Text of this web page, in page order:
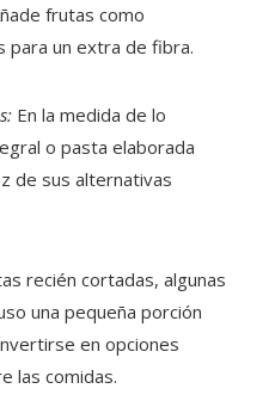
frutas como
para un extra de fibra.
En la medida de lo
o pasta elaborada
de sus alternativas
recién cortadas, algunas
una pequeña porción
en opciones
las comidas.